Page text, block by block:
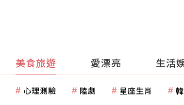
美食旅遊 愛漂亮 生活
心理測驗 陸劇 星座生肖